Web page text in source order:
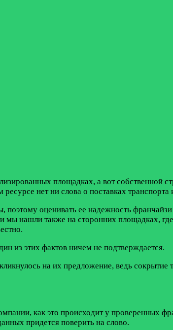
площадках, а вот собственной
нет ни слова о поставках транспорта
оценивать ее надежность
мы нашли также на сторонних площадках,
из этих фактов ничем не подтверждается.
на их предложение, ведь сокрытие
как это происходит у проверенных
придется поверить на слово.